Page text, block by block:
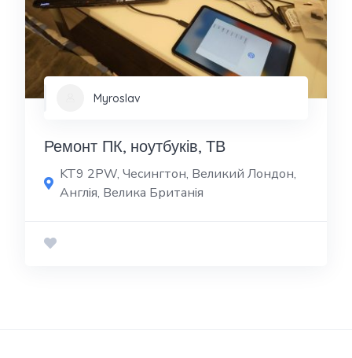
Myroslav
Ремонт ПК, ноутбуків, ТВ
KT9 2PW, Чесингтон, Великий Лондон,
Англія, Велика Британія